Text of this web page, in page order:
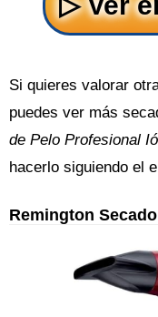
Si quieres valorar
puedes ver más
de Pelo Profesional
hacerlo siguiendo el
Remington